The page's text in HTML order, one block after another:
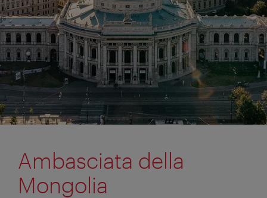
Ambasciata della
Mongolia